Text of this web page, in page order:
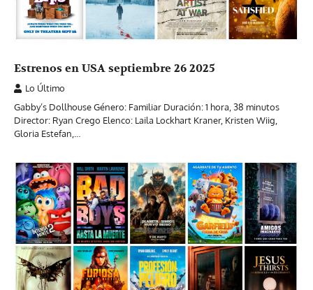
Estrenos en USA septiembre 26 2025
Lo Último
Gabby’s Dollhouse Género: Familiar Duración: 1 hora, 38 minutos
Director: Ryan Crego Elenco: Laila Lockhart Kraner, Kristen Wiig,
Gloria Estefan,…